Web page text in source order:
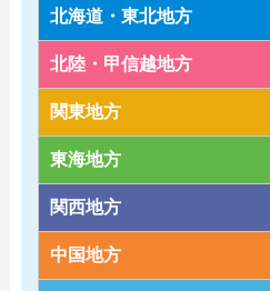
北海道・東北地方
北陸・甲信越地方
関東地方
東海地方
関西地方
中国地方